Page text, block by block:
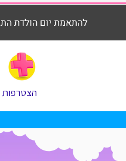
להתאמת יום הולדת
הצטרפות